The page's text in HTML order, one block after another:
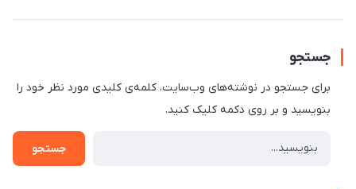
جستجو
برای جستجو در نوشته‌های وب‌سایت، کلمه‌ی کلیدی مورد نظر خود را
بنویسید و بر روی دکمه کلیک کنید.
جستجو